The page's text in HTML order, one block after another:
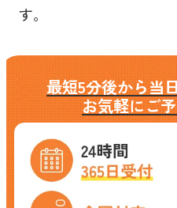
す。
最短5分後から当
お気軽にご